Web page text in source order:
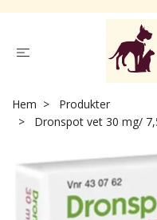
Hem
Produkter
Dronspot vet 30 mg/